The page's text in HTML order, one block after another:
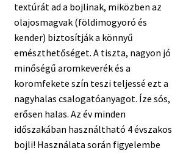
textúrát ad a bojlinak, miközben az
olajosmagvak (földimogyoró és
kender) biztosítják a könnyű
emészthetőséget. A tiszta, nagyon jó
minőségű aromkeverék és a
koromfekete szín teszi teljessé ezt a
nagyhalas csalogatóanyagot. Íze sós,
erősen halas. Az év minden
időszakában használtható 4 évszakos
bojli! Használata során figyelembe